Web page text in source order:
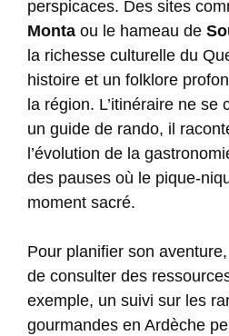
perspicaces. Des sites
Monta ou le hameau de
la richesse culturelle du
histoire et un folklore
la région. L’itinéraire ne se
un guide de rando, il
l’évolution de la
des pauses où le pique-
moment sacré.
Pour planifier son
de consulter des
exemple, un suivi sur les
gourmandes en Ardèche